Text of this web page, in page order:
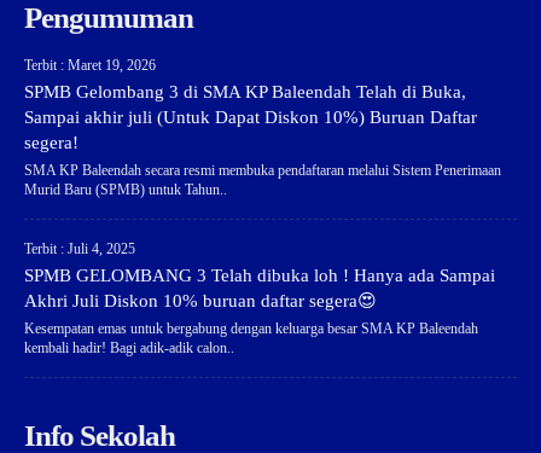
Pengumuman
Terbit : Maret 19, 2026
SPMB Gelombang 3 di SMA KP Baleendah Telah di Buka,
Sampai akhir juli (Untuk Dapat Diskon 10%) Buruan Daftar
segera!
SMA KP Baleendah secara resmi membuka pendaftaran melalui Sistem Penerimaan
Murid Baru (SPMB) untuk Tahun..
Terbit : Juli 4, 2025
SPMB GELOMBANG 3 Telah dibuka loh ! Hanya ada Sampai
Akhri Juli Diskon 10% buruan daftar segera😍
Kesempatan emas untuk bergabung dengan keluarga besar SMA KP Baleendah
kembali hadir! Bagi adik-adik calon..
Info Sekolah